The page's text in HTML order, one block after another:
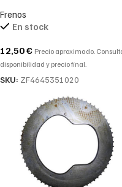
Frenos
En stock
12,50€ Precio aproximado.
disponibilidad y precio final.
SKU: ZF4645351020